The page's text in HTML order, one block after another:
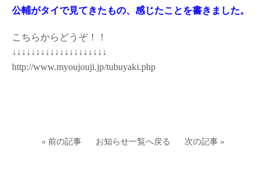
公輔がタイで見てきたもの、感じたことを書きました。
こちらからどうぞ！！
↓↓↓↓↓↓↓↓↓↓↓↓↓↓↓↓↓↓↓↓
http://www.myoujouji.jp/tubuyaki.php
« 前の記事 お知らせ一覧へ戻る 次の記事 »